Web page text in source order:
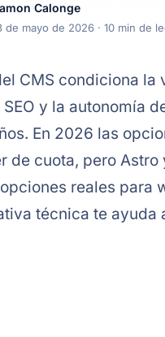
Calonge
de mayo de 2026 · 10 min de
CMS condiciona
y la autonomía
En 2026 las
de cuota, pero
reales
técnica te ayuda